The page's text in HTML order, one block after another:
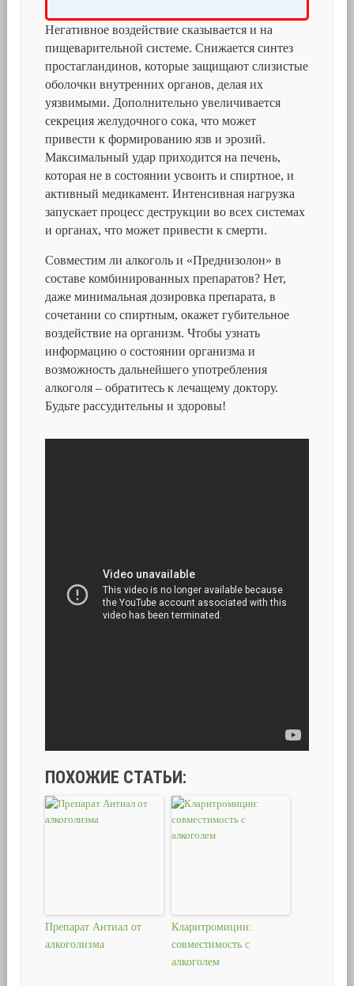
Негативное воздействие сказывается и на
пищеварительной системе. Снижается синтез
простагландинов, которые защищают слизистые
оболочки внутренних органов, делая их
уязвимыми. Дополнительно увеличивается
секреция желудочного сока, что может
привести к формированию язв и эрозий.
Максимальный удар приходится на печень,
которая не в состоянии усвоить и спиртное, и
активный медикамент. Интенсивная нагрузка
запускает процесс деструкции во всех системах
и органах, что может привести к смерти.
Совместим ли алкоголь и «Преднизолон» в
составе комбинированных препаратов? Нет,
даже минимальная дозировка препарата, в
сочетании со спиртным, окажет губительное
воздействие на организм. Чтобы узнать
информацию о состоянии организма и
возможность дальнейшего употребления
алкоголя – обратитесь к лечащему доктору.
Будьте рассудительны и здоровы!
ПОХОЖИЕ СТАТЬИ:
Препарат Антиал от
алкоголизма
Кларитромицин:
совместимость с
алкоголем